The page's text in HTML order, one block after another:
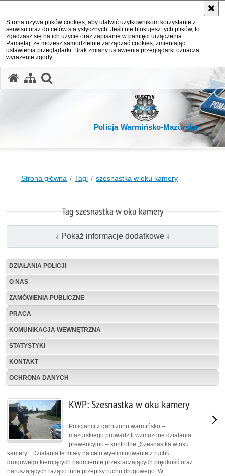
Strona używa plików cookies, aby ułatwić użytkownikom korzystanie z
serwisu oraz do celów statystycznych. Jeśli nie blokujesz tych plików, to
zgadzasz się na ich użycie oraz zapisanie w pamięci urządzenia.
Pamiętaj, że możesz samodzielnie zarządzać cookies, zmieniając
ustawienia przeglądarki. Brak zmiany ustawienia przeglądarki oznacza
wyrażenie zgody.
Policja Warmińsko-Mazurska
Strona główna Tagi szesnastka w oku kamery
Tag szesnastka w oku kamery
↓ Pokaż informacje dodatkowe ↓
DZIAŁANIA POLICJI
O NAS
ZAMÓWIENIA PUBLICZNE
PRACA
KOMUNIKACJA WEWNĘTRZNA
STATYSTYKI
KONTAKT
OCHRONA DANYCH
KWP: Szesnastka w oku kamery
Policjanci z garnizonu warmińsko –
mazurskiego prowadzili wzmożone działania
prewencyjno – kontrolne „Szesnastka w oku
kamery”. Działania te miały na celu wyeliminowanie z ruchu
drogowego kierujących nadmiernie przekraczających prędkość oraz
naruszających rażąco inne przepisy ruchu drogowego. W